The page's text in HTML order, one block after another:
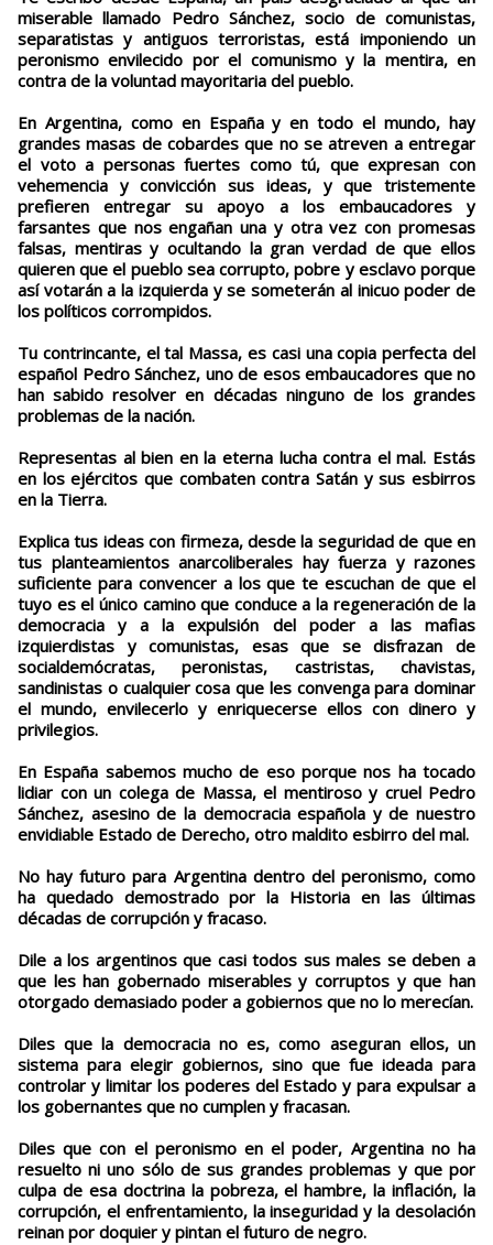
miserable llamado Pedro Sánchez, socio de comunistas,
separatistas y antiguos terroristas, está imponiendo un
peronismo envilecido por el comunismo y la mentira, en
contra de la voluntad mayoritaria del pueblo.
En Argentina, como en España y en todo el mundo, hay
grandes masas de cobardes que no se atreven a entregar
el voto a personas fuertes como tú, que expresan con
vehemencia y convicción sus ideas, y que tristemente
prefieren entregar su apoyo a los embaucadores y
farsantes que nos engañan una y otra vez con promesas
falsas, mentiras y ocultando la gran verdad de que ellos
quieren que el pueblo sea corrupto, pobre y esclavo porque
así votarán a la izquierda y se someterán al inicuo poder de
los políticos corrompidos.
Tu contrincante, el tal Massa, es casi una copia perfecta del
español Pedro Sánchez, uno de esos embaucadores que no
han sabido resolver en décadas ninguno de los grandes
problemas de la nación.
Representas al bien en la eterna lucha contra el mal. Estás
en los ejércitos que combaten contra Satán y sus esbirros
en la Tierra.
Explica tus ideas con firmeza, desde la seguridad de que en
tus planteamientos anarcoliberales hay fuerza y razones
suficiente para convencer a los que te escuchan de que el
tuyo es el único camino que conduce a la regeneración de la
democracia y a la expulsión del poder a las mafias
izquierdistas y comunistas, esas que se disfrazan de
socialdemócratas, peronistas, castristas, chavistas,
sandinistas o cualquier cosa que les convenga para dominar
el mundo, envilecerlo y enriquecerse ellos con dinero y
privilegios.
En España sabemos mucho de eso porque nos ha tocado
lidiar con un colega de Massa, el mentiroso y cruel Pedro
Sánchez, asesino de la democracia española y de nuestro
envidiable Estado de Derecho, otro maldito esbirro del mal.
No hay futuro para Argentina dentro del peronismo, como
ha quedado demostrado por la Historia en las últimas
décadas de corrupción y fracaso.
Dile a los argentinos que casi todos sus males se deben a
que les han gobernado miserables y corruptos y que han
otorgado demasiado poder a gobiernos que no lo merecían.
Diles que la democracia no es, como aseguran ellos, un
sistema para elegir gobiernos, sino que fue ideada para
controlar y limitar los poderes del Estado y para expulsar a
los gobernantes que no cumplen y fracasan.
Diles que con el peronismo en el poder, Argentina no ha
resuelto ni uno sólo de sus grandes problemas y que por
culpa de esa doctrina la pobreza, el hambre, la inflación, la
corrupción, el enfrentamiento, la inseguridad y la desolación
reinan por doquier y pintan el futuro de negro.